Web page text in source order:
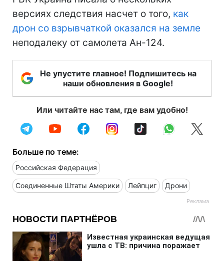
версиях следствия насчет о того, как
дрон со взрывчаткой оказался на земле
неподалеку от самолета Ан-124.
Не упустите главное! Подпишитесь на
наши обновления в Google!
Или читайте нас там, где вам удобно!
Больше по теме:
Российская Федерация
Соединенные Штаты Америки Лейпциг Дрони